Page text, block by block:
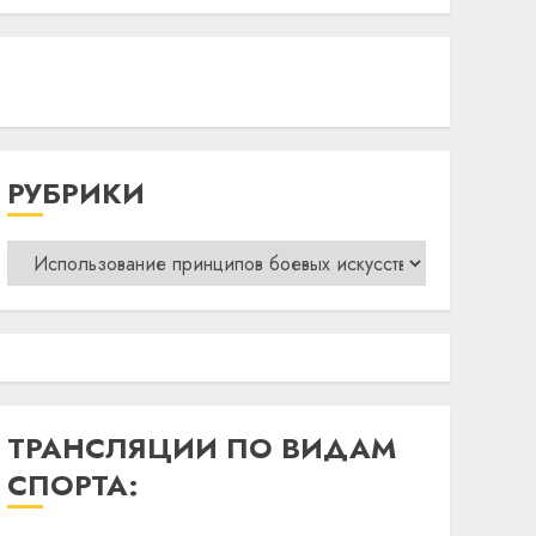
РУБРИКИ
Рубрики
ТРАНСЛЯЦИИ ПО ВИДАМ
СПОРТА: